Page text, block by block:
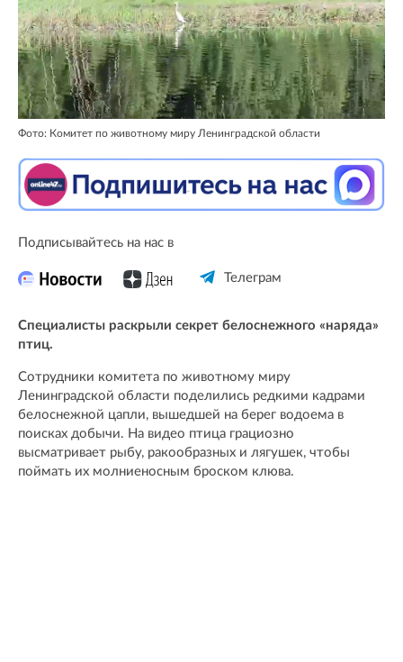
Фото: Комитет по животному миру Ленинградской области
Подписывайтесь на нас в
Телеграм
Специалисты раскрыли секрет белоснежного «наряда»
птиц.
Сотрудники комитета по животному миру
Ленинградской области поделились редкими кадрами
белоснежной цапли, вышедшей на берег водоема в
поисках добычи. На видео птица грациозно
высматривает рыбу, ракообразных и лягушек, чтобы
поймать их молниеносным броском клюва.